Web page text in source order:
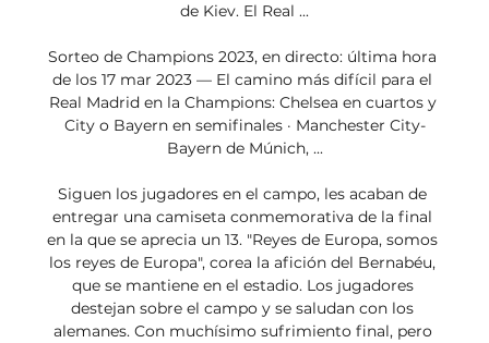
de Kiev. El Real ...
Sorteo de Champions 2023, en directo: última hora
de los 17 mar 2023 — El camino más difícil para el
Real Madrid en la Champions: Chelsea en cuartos y
City o Bayern en semifinales · Manchester City-
Bayern de Múnich, ...
Siguen los jugadores en el campo, les acaban de
entregar una camiseta conmemorativa de la final
en la que se aprecia un 13. "Reyes de Europa, somos
los reyes de Europa", corea la afición del Bernabéu,
que se mantiene en el estadio. Los jugadores
destejan sobre el campo y se saludan con los
alemanes. Con muchísimo sufrimiento final, pero